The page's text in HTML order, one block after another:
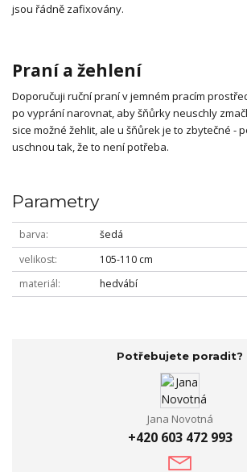
jsou řádně zafixovány.
Praní a žehlení
Doporučuji ruční praní v jemném pracím
po vyprání narovnat, aby šňůrky neuschly
sice možné žehlit, ale u šňůrek je to zbytečné -
uschnou tak, že to není potřeba.
Parametry
barva
šedá
velikost
105-110 cm
materiál
hedvábí
Potřebujete poradit?
Jana Novotná
+420 603 472 993